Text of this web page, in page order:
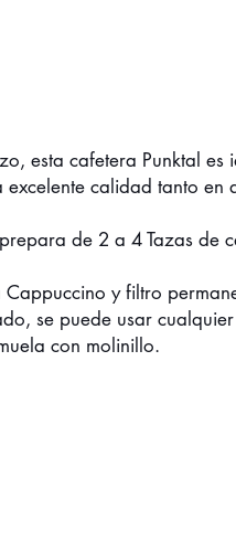
esta cafetera Punktal es
excelente calidad tanto en
de 2 a 4 Tazas de
y filtro
se puede usar
con molinillo.